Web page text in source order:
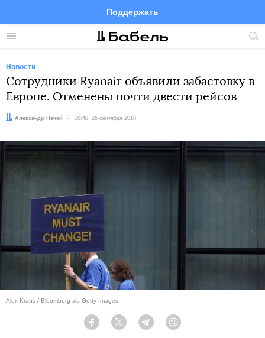
Меню
Поддержать
FacebookTelegramTwitter
Новости
Сотрудники Ryanair объявили забастовку в
Европе. Отменены почти двести рейсов
Автор:
Александр Нечай Дата:
10:40, 26 сентября 2018
Alex Kraus / Bloomberg via Getty Images
Facebook Twitter Telegram